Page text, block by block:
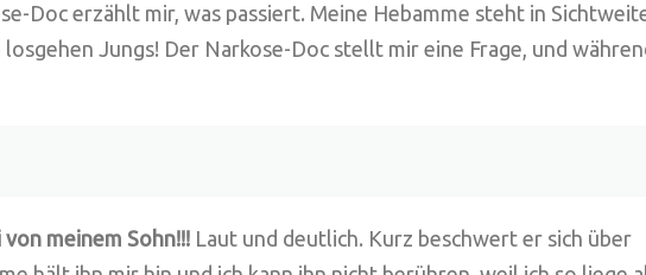
Doc erzählt mir, was passiert. Meine Hebamme steht in
losgehen Jungs! Der Narkose-Doc stellt mir eine Frage, und
meinem Sohn!!! Laut und deutlich. Kurz beschwert er sich über